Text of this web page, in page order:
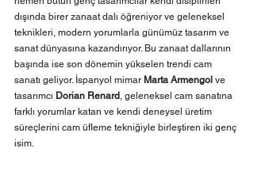
dışında birer zanaat dalı öğreniyor ve geleneksel
teknikleri, modern yorumlarla günümüz tasarım ve
sanat dünyasına kazandırıyor. Bu zanaat dallarının
başında ise son dönemin yükselen trendi cam
sanatı geliyor. İspanyol mimar Marta Armengol ve
tasarımcı Dorian Renard , geleneksel cam sanatına
farklı yorumlar katan ve kendi deneysel üretim
süreçlerini cam üfleme tekniğiyle birleştiren iki genç
isim.